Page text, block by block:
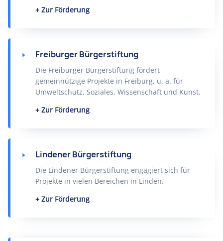
Zur Förderung
Freiburger Bürgerstiftung
Die Freiburger Bürgerstiftung fördert
gemeinnützige Projekte in Freiburg, u. a. für
Umweltschutz, Soziales, Wissenschaft und Kunst.
Zur Förderung
Lindener Bürgerstiftung
Die Lindener Bürgerstiftung engagiert sich für
Projekte in vielen Bereichen in Linden.
Zur Förderung